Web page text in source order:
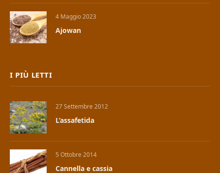
4 Maggio 2023
Ajowan
I PIÙ LETTI
27 Settembre 2012
L’assafetida
5 Ottobre 2014
Cannella e cassia